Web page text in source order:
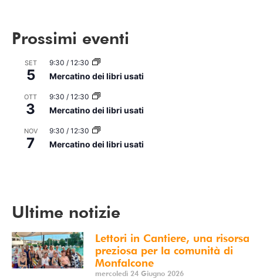
Prossimi eventi
SET
5
9:30 / 12:30
Mercatino dei libri usati
OTT
3
9:30 / 12:30
Mercatino dei libri usati
NOV
7
9:30 / 12:30
Mercatino dei libri usati
Ultime notizie
Lettori in Cantiere, una risorsa
preziosa per la comunità di
Monfalcone
mercoledì 24 Giugno 2026